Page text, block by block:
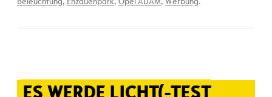
ES WERDE LICHT(-TEST